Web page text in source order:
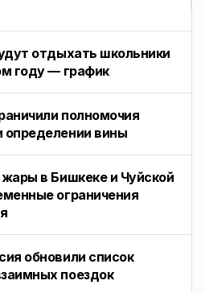
отдыхать школьники
году — график
полномочия
определении вины
в Бишкеке и Чуйской
ограничения
обновили список
поездок